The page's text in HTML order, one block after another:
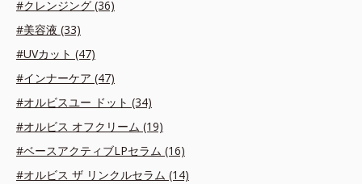
#クレンジング (36)
#美容液 (33)
#UVカット (47)
#インナーケア (47)
#オルビスユー ドット (34)
#オルビス オフクリーム (19)
#ベースアクティブLPセラム (16)
#オルビス ザ リンクルセラム (14)